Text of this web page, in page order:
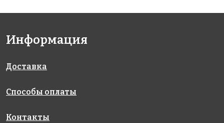
108057 руб./м²
318x318
13248 руб./м²
Информация
Доставка
Способы оплаты
Контакты